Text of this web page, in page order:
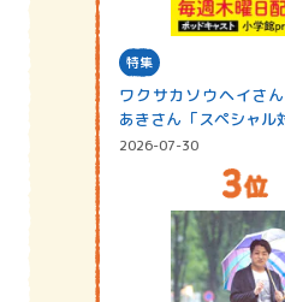
特集
ワクサカソウヘイさ
あきさん「スペシャ
ドキャスト…
2026-07-30